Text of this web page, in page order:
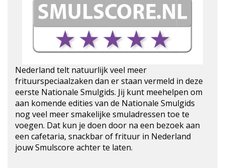
Nederland telt natuurlijk veel meer
frituurspeciaalzaken dan er staan vermeld in deze
eerste Nationale Smulgids. Jij kunt meehelpen om
aan komende edities van de Nationale Smulgids
nog veel meer smakelijke smuladressen toe te
voegen. Dat kun je doen door na een bezoek aan
een cafetaria, snackbar of frituur in Nederland
jouw Smulscore achter te laten.